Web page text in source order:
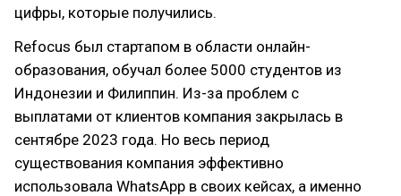
цифры, которые получились.
Refocus был стартапом в области онлайн-
образования, обучал более 5000 студентов из
Индонезии и Филиппин. Из-за проблем с
выплатами от клиентов компания закрылась в
сентябре 2023 года. Но весь период
существования компания эффективно
использовала WhatsApp в своих кейсах, а именно